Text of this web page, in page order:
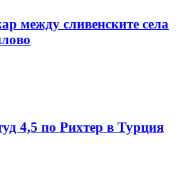
между сливенските села
4,5 по Рихтер в Турция